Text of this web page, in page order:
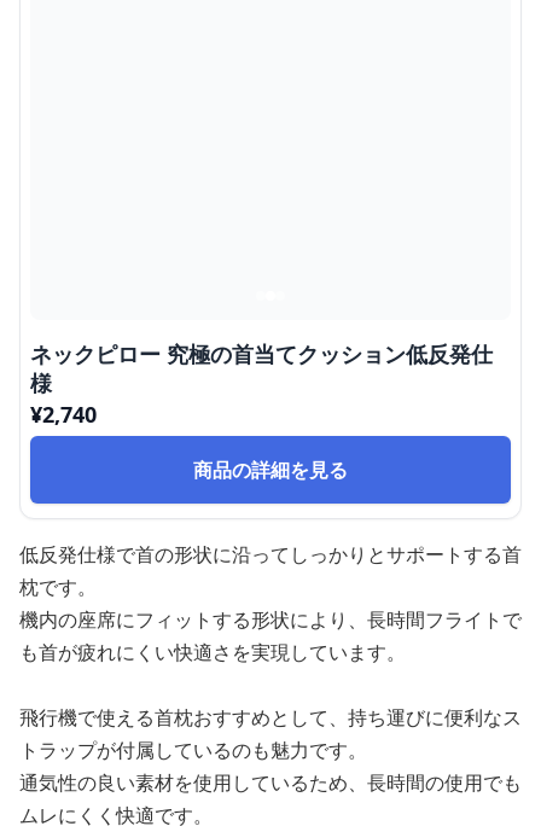
ネックピロー 究極の首当てクッション低反発仕
様
¥2,740
商品の詳細を見る
低反発仕様で首の形状に沿ってしっかりとサポートする首
枕です。
機内の座席にフィットする形状により、長時間フライトで
も首が疲れにくい快適さを実現しています。
飛行機で使える首枕おすすめとして、持ち運びに便利なス
トラップが付属しているのも魅力です。
通気性の良い素材を使用しているため、長時間の使用でも
ムレにくく快適です。